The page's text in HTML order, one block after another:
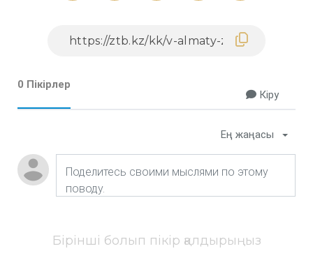
0 Пікірлер
Кіру
Ең жаңасы
Бірінші болып пікір қалдырыңыз